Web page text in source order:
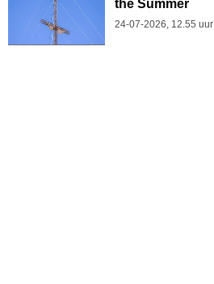
the Summer
24-07-2026, 12.55 uur